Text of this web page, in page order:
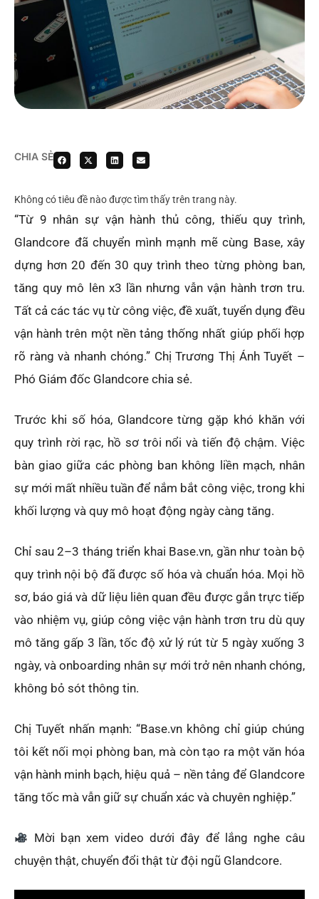
CHIA SẺ
Không có tiêu đề nào được tìm thấy trên trang này.
“Từ 9 nhân sự vận hành thủ công, thiếu quy trình,
Glandcore đã chuyển mình mạnh mẽ cùng Base, xây
dựng hơn 20 đến 30 quy trình theo từng phòng ban,
tăng quy mô lên x3 lần nhưng vẫn vận hành trơn tru.
Tất cả các tác vụ từ công việc, đề xuất, tuyển dụng đều
vận hành trên một nền tảng thống nhất giúp phối hợp
rõ ràng và nhanh chóng.” Chị Trương Thị Ánh Tuyết –
Phó Giám đốc Glandcore chia sẻ.
Trước khi số hóa, Glandcore từng gặp khó khăn với
quy trình rời rạc, hồ sơ trôi nổi và tiến độ chậm. Việc
bàn giao giữa các phòng ban không liền mạch, nhân
sự mới mất nhiều tuần để nắm bắt công việc, trong khi
khối lượng và quy mô hoạt động ngày càng tăng.
Chỉ sau 2–3 tháng triển khai Base.vn, gần như toàn bộ
quy trình nội bộ đã được số hóa và chuẩn hóa. Mọi hồ
sơ, báo giá và dữ liệu liên quan đều được gắn trực tiếp
vào nhiệm vụ, giúp công việc vận hành trơn tru dù quy
mô tăng gấp 3 lần, tốc độ xử lý rút từ 5 ngày xuống 3
ngày, và onboarding nhân sự mới trở nên nhanh chóng,
không bỏ sót thông tin.
Chị Tuyết nhấn mạnh: “Base.vn không chỉ giúp chúng
tôi kết nối mọi phòng ban, mà còn tạo ra một văn hóa
vận hành minh bạch, hiệu quả – nền tảng để Glandcore
tăng tốc mà vẫn giữ sự chuẩn xác và chuyên nghiệp.”
Mời bạn xem video dưới đây để lắng nghe câu
chuyện thật, chuyển đổi thật từ đội ngũ Glandcore.